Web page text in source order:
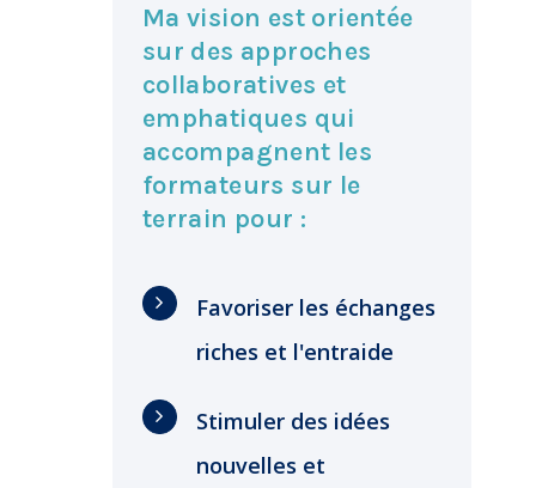
Ma vision est orientée
sur des approches
collaboratives et
emphatiques qui
accompagnent les
formateurs sur le
terrain pour :
Favoriser les échanges
riches et l'entraide
Stimuler des idées
nouvelles et